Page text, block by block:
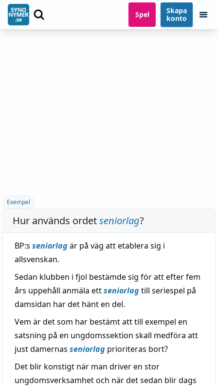
Spel
Skapa
konto
Exempel
Hur används ordetseniorlag?
BP:s seniorlagär på väg att etablera sig i
allsvenskan.
Sedan klubben i fjol bestämde sig för att efter fem
års uppehåll anmäla ettseniorlagtill seriespel på
damsidan har det hänt en del.
Vem är det som har bestämt att till exempel en
satsning på en ungdomssektion skall medföra att
just damernas seniorlag prioriteras bort?
Det blir konstigt när man driver en stor
ungdomsverksamhet och när det sedan blir dags